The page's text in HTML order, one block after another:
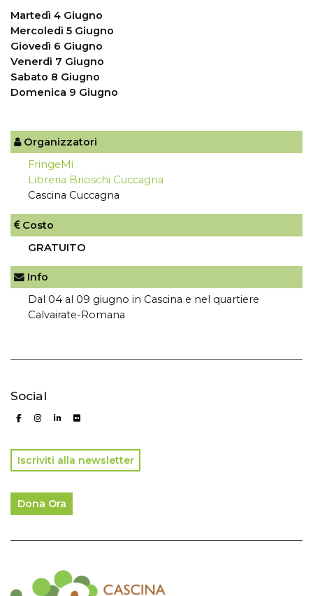
Martedì 4 Giugno
Mercoledì 5 Giugno
Giovedì 6 Giugno
Venerdì 7 Giugno
Sabato 8 Giugno
Domenica 9 Giugno
Organizzatori
FringeMi
Libreria Brioschi Cuccagna
Cascina Cuccagna
Costo
GRATUITO
Info
Dal 04 al 09 giugno in Cascina e nel quartiere
Calvairate-Romana
Social
Iscriviti alla newsletter
Dona Ora